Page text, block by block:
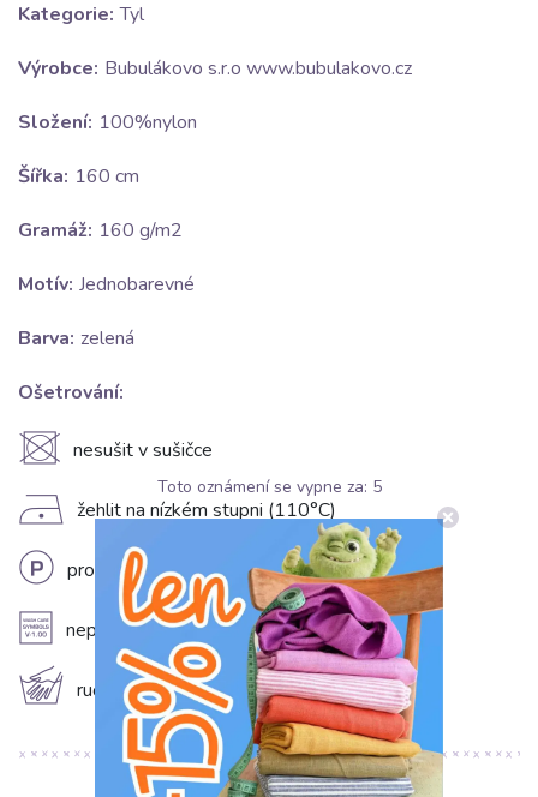
Kategorie: Tyl
Výrobce: Bubulákovo s.r.o www.bubulakovo.cz
Složení: 100%nylon
Šířka: 160 cm
Gramáž: 160 g/m2
Motív: Jednobarevné
Barva: zelená
Ošetrování:
U nesušit v sušičce
D žehlit na nízkém stupni (110°C)
L profesionální chemické čištění
A nepoužívat aviváž
c ruční praní
Toto oznámení se vypne za: 5